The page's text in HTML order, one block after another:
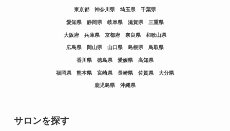
東京都 神奈川県 埼玉県 千葉県
愛知県 静岡県 岐阜県 滋賀県 三重県
大阪府 兵庫県 京都府 奈良県 和歌山県
広島県 岡山県 山口県 島根県 鳥取県
香川県 徳島県 愛媛県 高知県
福岡県 熊本県 宮崎県 長崎県 佐賀県 大分県
鹿児島県 沖縄県
サロンを探す